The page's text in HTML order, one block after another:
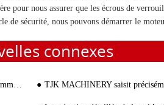
pour nous assurer que les écrous de
de sécurité, nous pouvons démarrer le
connexes
TJK MACHINERY saisit